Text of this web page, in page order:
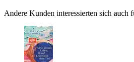
Andere Kunden interessierten sich auch